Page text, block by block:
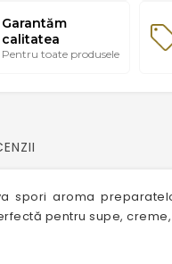
Garantăm
calitatea
Pentru toate produsele
spori aroma
pentru supe,